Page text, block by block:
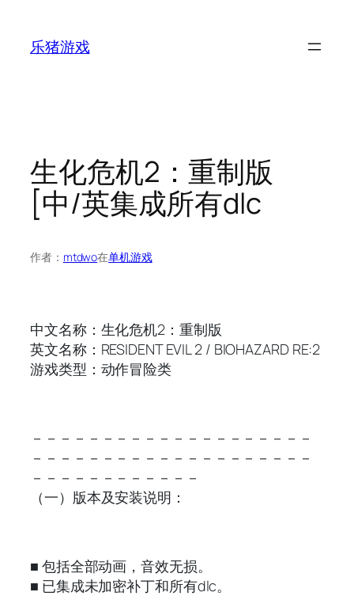
乐猪游戏
生化危机2：重制版
[中/英集成所有dlc
作者： mtdwo在单机游戏
中文名称：生化危机2：重制版
英文名称：RESIDENT EVIL 2 / BIOHAZARD RE:2
游戏类型：动作冒险类
－－－－－－－－－－－－－－－－－－－－
－－－－－－－－－－－－－－－－－－－－
－－－－－－－－－－－－
（一）版本及安装说明：
■ 包括全部动画，音效无损。
■ 已集成未加密补丁和所有dlc。